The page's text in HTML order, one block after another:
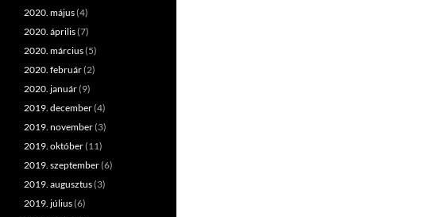
2020. május(4)
2020. április(7)
2020. március(5)
2020. február(2)
2020. január(9)
2019. december(4)
2019. november(3)
2019. október(11)
2019. szeptember(6)
2019. augusztus(3)
2019. július(6)